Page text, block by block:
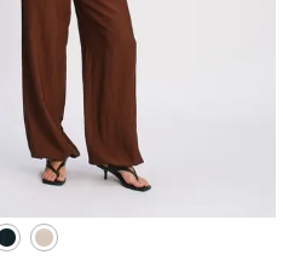
M
À SACOLA